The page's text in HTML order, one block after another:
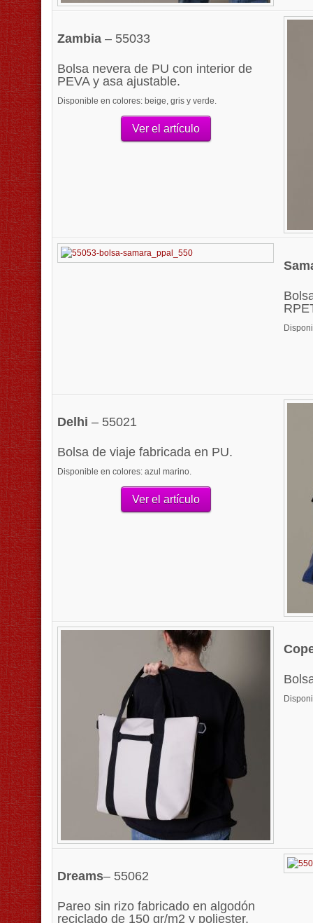
Zambia – 55033
Bolsa nevera de PU con interior de
PEVA y asa ajustable.
Disponible en colores: beige, gris y verde.
Ver el artículo
Delhi – 55021
Bolsa de viaje fabricada en PU.
Disponible en colores: azul marino.
Ver el artículo
Dreams– 55062
Pareo sin rizo fabricado en algodón
reciclado de 150 gr/m2 y poliester.